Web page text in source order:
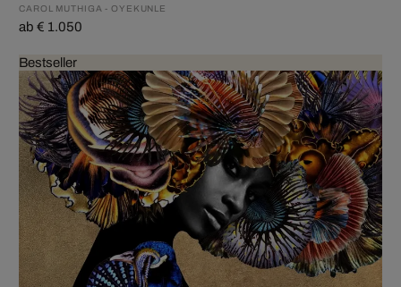
CAROL MUTHIGA - OYEKUNLE
ab € 1.050
Bestseller